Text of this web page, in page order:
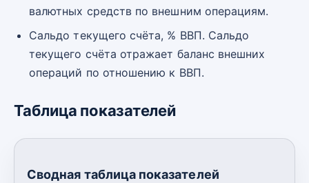
валютных средств по внешним операциям.
Сальдо текущего счёта, % ВВП. Сальдо
текущего счёта отражает баланс внешних
операций по отношению к ВВП.
Таблица показателей
Сводная таблица показателей